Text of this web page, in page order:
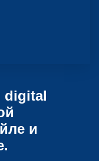
digital
и